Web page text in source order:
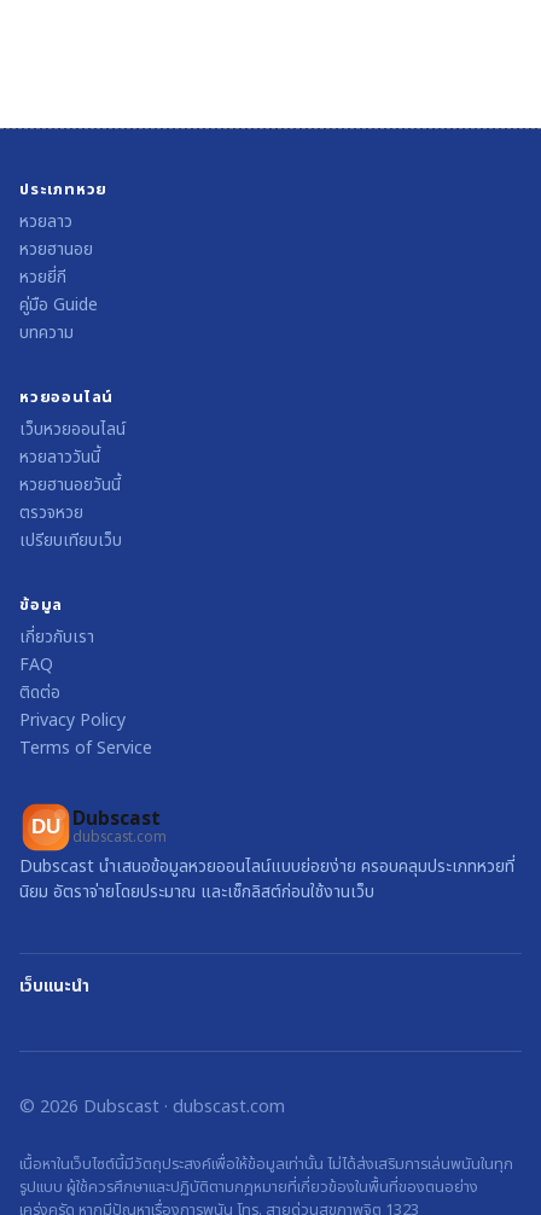
ประเภทหวย
หวยลาว
หวยฮานอย
หวยยี่กี
คู่มือ Guide
บทความ
หวยออนไลน์
เว็บหวยออนไลน์
หวยลาววันนี้
หวยฮานอยวันนี้
ตรวจหวย
เปรียบเทียบเว็บ
ข้อมูล
เกี่ยวกับเรา
FAQ
ติดต่อ
Privacy Policy
Terms of Service
DU Dubscast
dubscast.com
Dubscast นำเสนอข้อมูลหวยออนไลน์แบบย่อยง่าย ครอบคลุมประเภทหวยที่
นิยม อัตราจ่ายโดยประมาณ และเช็กลิสต์ก่อนใช้งานเว็บ
เว็บแนะนำ
© 2026 Dubscast · dubscast.com
เนื้อหาในเว็บไซต์นี้มีวัตถุประสงค์เพื่อให้ข้อมูลเท่านั้น ไม่ได้ส่งเสริมการเล่นพนันในทุก
รูปแบบ ผู้ใช้ควรศึกษาและปฏิบัติตามกฎหมายที่เกี่ยวข้องในพื้นที่ของตนอย่าง